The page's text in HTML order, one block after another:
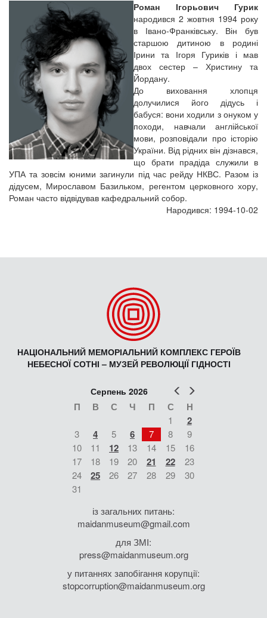
Роман Ігорьович Гурик
народився 2 жовтня 1994 року
в Івано-Франківську. Він був
старшою дитиною в родині
Ірини та Ігоря Гуриків і мав
двох сестер – Христину та
Йордану.
До виховання хлопця
долучилися його дідусь і
бабуся: вони ходили з онуком у
походи, навчали англійської
мови, розповідали про історію
України. Від рідних він дізнався,
що брати прадіда служили в
УПА та зовсім юними загинули під час рейду НКВС. Разом із
дідусем, Мирославом Базильком, регентом церковного хору,
Роман часто відвідував кафедральний собор.
Народився: 1994-10-02
НАЦІОНАЛЬНИЙ МЕМОРІАЛЬНИЙ КОМПЛЕКС ГЕРОЇВ
НЕБЕСНОЇ СОТНІ – МУЗЕЙ РЕВОЛЮЦІЇ ГІДНОСТІ
Попер
Серпень 2026
П В С Ч П С Н
1 2
3 4 5 6 7 8
9
10
11 12 13 14 15
16
17
18 19 20 21 22
23
24
25 26 27 28 29
30
31
із загальних питань:
maidanmuseum@gmail.com
для ЗМІ:
press@maidanmuseum.org
у питаннях запобігання корупції:
stopcorruption@maidanmuseum.org